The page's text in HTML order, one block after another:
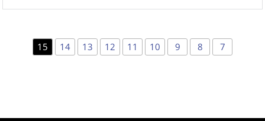
15 14 13 12 11 10 9 8 7